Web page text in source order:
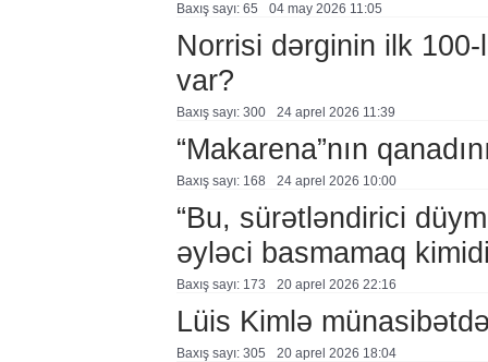
Baxış sayı: 65 04 may 2026 11:05
Norrisi dərginin ilk
var?
Baxış sayı: 300 24 aprel 2026 11:39
“Makarena”nın
Baxış sayı: 168 24 aprel 2026 10:00
“Bu, sürətləndirici
əyləci basmamaq
Baxış sayı: 173 20 aprel 2026 22:16
Lüis Kimlə
Baxış sayı: 305 20 aprel 2026 18:04